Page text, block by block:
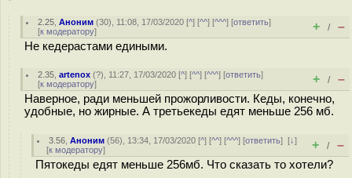
2.25 ,Аноним (30), 11:08, 17/03/2020 [^] [^^] [^^^] [ответить]
[к модератору] + / –
Не кедерастами едиными.
2.35 ,artenox (?), 11:27, 17/03/2020 [^] [^^] [^^^] [ответить]
[к модератору] + / –
Наверное, ради меньшей прожорливости. Кеды, конечно,
удобные, но жирные. А третьекеды едят меньше 256 мб.
3.56 ,Аноним (56), 13:34, 17/03/2020 [^] [^^] [^^^] [ответить][↓]
[к модератору] + / –
Пятокеды едят меньше 256мб. Что сказать то хотели?